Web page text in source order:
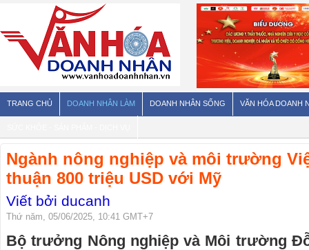
TRANG CHỦ DOANH NHÂN LÀM DOANH NHÂN SỐNG VĂN HÓA DOANH
Ngành nông nghiệp và môi trường
thuận 800 triệu USD với Mỹ
Viết bởi ducanh
Thứ năm, 05/06/2025, 10:41 GMT+7
Bộ trưởng Nông nghiệp và Môi trường